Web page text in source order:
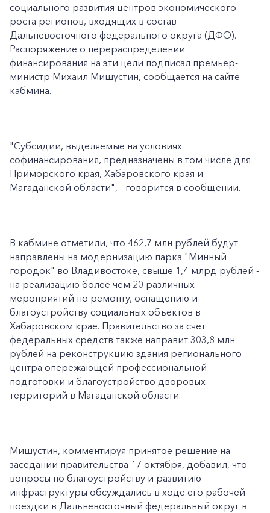
социального развития центров экономического
роста регионов, входящих в состав
Дальневосточного федерального округа (ДФО).
Распоряжение о перераспределении
финансирования на эти цели подписал премьер-
министр Михаил Мишустин, сообщается на сайте
кабмина.
"Субсидии, выделяемые на условиях
софинансирования, предназначены в том числе для
Приморского края, Хабаровского края и
Магаданской области", - говорится в сообщении.
В кабмине отметили, что 462,7 млн рублей будут
направлены на модернизацию парка "Минный
городок" во Владивостоке, свыше 1,4 млрд рублей -
на реализацию более чем 20 различных
мероприятий по ремонту, оснащению и
благоустройству социальных объектов в
Хабаровском крае. Правительство за счет
федеральных средств также направит 303,8 млн
рублей на реконструкцию здания регионального
центра опережающей профессиональной
подготовки и благоустройство дворовых
территорий в Магаданской области.
Мишустин, комментируя принятое решение на
заседании правительства 17 октября, добавил, что
вопросы по благоустройству и развитию
инфраструктуры обсуждались в ходе его рабочей
поездки в Дальневосточный федеральный округ в